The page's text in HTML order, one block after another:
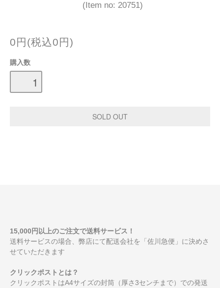
(Item no: 20751)
0円(税込0円)
購入数
15,000円以上のご注文で送料サービス！
送料サービスの場合、弊店にて配送会社を「佐川急便」に決めさ
せていただきます
クリックポストとは？
クリックポストはA4サイズの封筒（厚さ3センチまで）での発送